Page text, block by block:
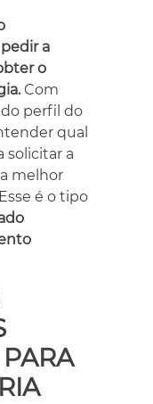
a
o
. Com
perfil do
qual
solicitar a
melhor
é o tipo